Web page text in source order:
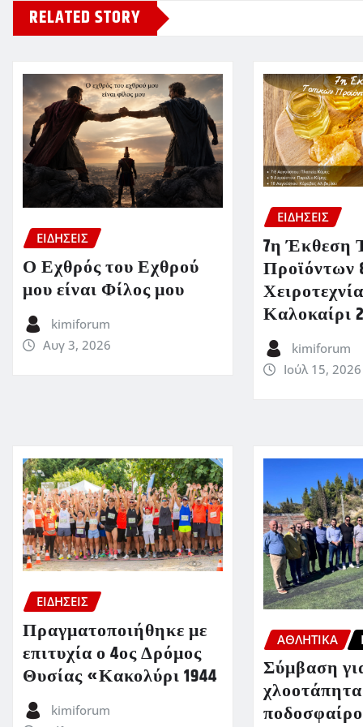
RELATED STORY
ΕΙΔΗΣΕΙΣ
Ο Εχθρός του Εχθρού
μου είναι Φίλος μου
kimiforum
Αυγ 3, 2026
ΕΙΔΗΣΕΙΣ
7η Έκθεση
Προϊόντων
Καλοκαίρι
kimiforum
Ιούλ 15, 2026
ΕΙΔΗΣΕΙΣ
Πραγματοποιήθηκε με
επιτυχία ο 4ος Δρόμος
Θυσίας «Κακολύρι 1944
kimiforum
ΑΘΛΗΤΙΚΑ
Σύμβαση